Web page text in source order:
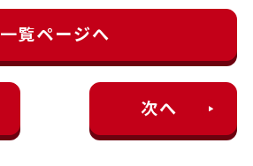
一覧ページへ
次へ